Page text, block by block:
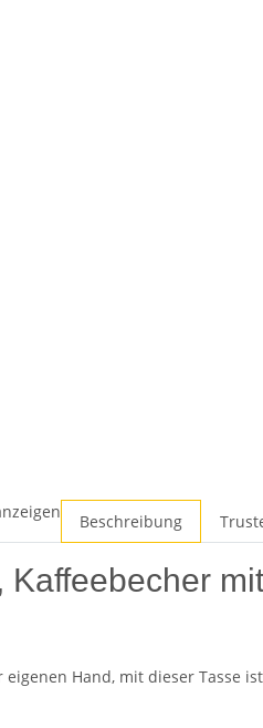
Beschreibung
Kaffeebecher
Hand, mit dieser Tasse